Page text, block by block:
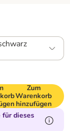
Zum
Warenkorb
hinzufügen
für dieses